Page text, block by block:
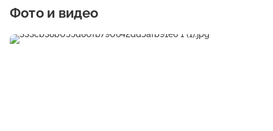
редакции устава муниципальное автономное
общеобразовательное учреждение «Ухтинский технический
организации, автономным учреждением, созданным, для
Фото и видео